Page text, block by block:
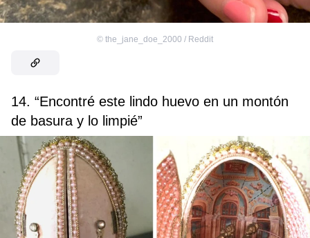
© the_jane_doe_2000 / Reddit
14. “Encontré este lindo huevo en un montón
de basura y lo limpié”